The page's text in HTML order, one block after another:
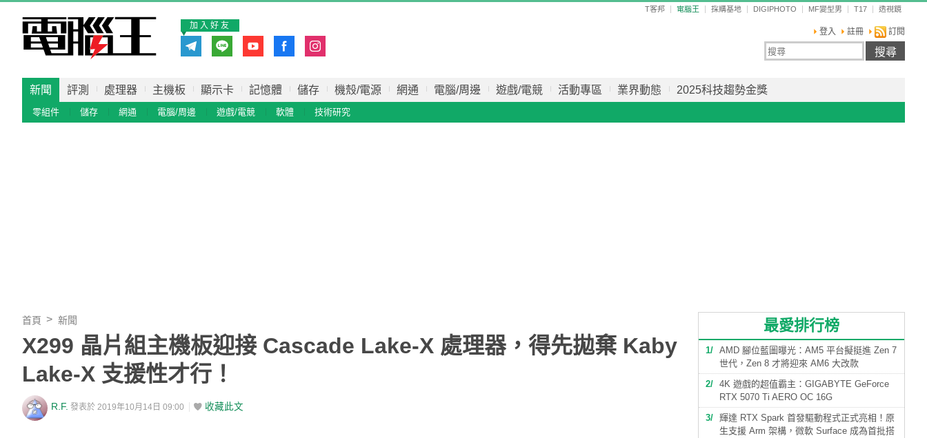
T客邦 電腦王 採購基地 DIGIPHOTO MF變型男 T17 透視鏡
登入 註冊 訂閱
加入好友
新聞 評測 處理器 主機板 顯示卡 記憶體 儲存 機殼/電源 網通 電腦/周邊 遊戲/電競 活動專區 業界動態 2025科技趨勢金獎
零組件 儲存 網通 電腦/周邊 遊戲/電競 軟體 技術研究
首頁 新聞
X299 晶片組主機板迎接 Cascade Lake-X 處理器，得先拋棄 Kaby
Lake-X 支援性才行！
R.F. 發表於 2019年10月14日 09:00 收藏此文
最愛排行榜
1
AMD 腳位藍圖曝光：AM5 平台擬挺進 Zen 7
世代，Zen 8 才將迎來 AM6 大改款
2
4K 遊戲的超值霸主：GIGABYTE GeForce
RTX 5070 Ti AERO OC 16G
3
輝達 RTX Spark 首發驅動程式正式亮相！原
生支援 Arm 架構，微軟 Surface 成為首批搭